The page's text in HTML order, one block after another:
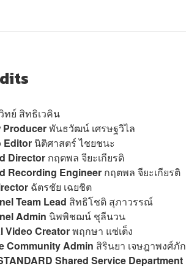
ทย์ สิทธิเวคิน
Producerพันธวัฒน์ เศรษฐวิไล
Editor นิติศาสตร์ ไชยชนะ
Director กฤตพล จียะเกียรติ
Recording Engineer กฤตพล จียะเกียรติ
ฉัตรชัย เฉยชิต
Team Lead สิทธิโชติ สุภาวรรณ์
Admin นิพพิชฌน์ ชุลีนวน
Video Creatorพฤกษา แซ่เต็ง
Community Admin สิรินยา เจษฎาพงศ์ภั
Shared Service Department